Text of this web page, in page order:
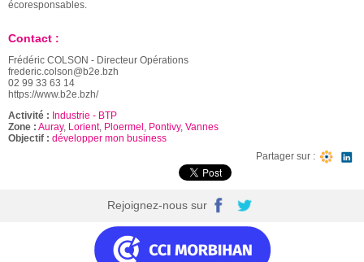
écoresponsables.
Contact :
Frédéric COLSON - Directeur Opérations
frederic.colson@b2e.bzh
02 99 33 63 14
https://www.b2e.bzh/
Activité : Industrie - BTP
Zone : Auray, Lorient, Ploermel , Pontivy, Vannes
Objectif : développer mon business
Partager sur :
Rejoignez-nous sur